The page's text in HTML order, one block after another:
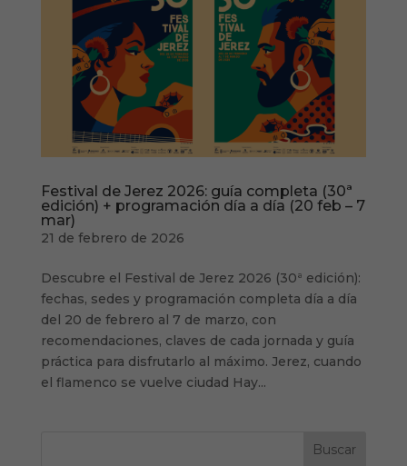
Festival de Jerez 2026: guía completa (30ª
edición) + programación día a día (20 feb – 7
mar)
21 de febrero de 2026
Descubre el Festival de Jerez 2026 (30ª edición):
fechas, sedes y programación completa día a día
del 20 de febrero al 7 de marzo, con
recomendaciones, claves de cada jornada y guía
práctica para disfrutarlo al máximo. Jerez, cuando
el flamenco se vuelve ciudad Hay...
Buscar